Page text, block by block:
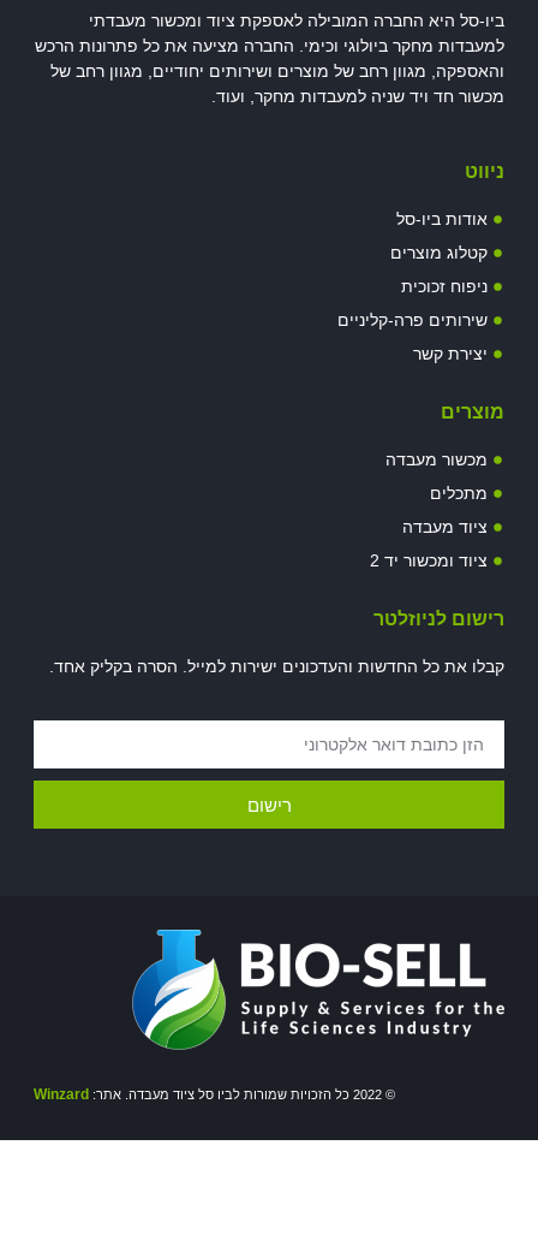
סל היא החברה המובילה לאספקת ציוד ומכשור מעבדתי
מחקר ביולוגי וכימי. החברה מציעה את כל פתרונות הרכש
מגוון רחב של מוצרים ושירותים יחודיים, מגוון רחב של
חד ויד שניה למעבדות מחקר, ועוד.
ביו-סל
מוצרים
זכוכית
פרה-קליניים
קשר
מעבדה
מעבדה
ומכשור יד 2
לניוזלטר
את כל החדשות והעדכונים ישירות למייל. הסרה בקליק אחד.
Winzard